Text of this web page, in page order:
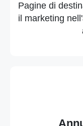
Pagine di
il marketing